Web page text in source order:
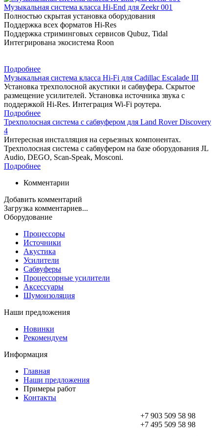
Музыкальная система класса Hi-End для Zeekr 001
Полностью скрытая установка оборудования
Поддержка всех форматов Hi-Res
Поддержка стриминговых сервисов Qubuz, Tidal
Интегрирована экосистема Roon
Подробнее
Музыкальная система класса Hi-Fi для Cadillac Escalade III
Установка трехполосной акустики и сабвуфера. Скрытое
размещение усилителей. Установка источника звука с
поддержкой Hi-Res. Интеграция Wi-Fi роутера.
Подробнее
Трехполосная система с сабвуфером для Land Rover Discovery
4
Интересная инсталляция на серьезных компонентах.
Трехполосная система с сабвуфером на базе оборудования JL
Audio, DEGO, Scan-Speak, Mosconi.
Подробнее
Комментарии
Добавить комментарий
Загрузка комментариев...
Оборудование
Процессоры
Источники
Акустика
Усилители
Сабвуферы
Процессорные усилители
Аксессуары
Шумоизоляция
Наши предложения
Новинки
Рекомендуем
Информация
Главная
Наши предложения
Примеры работ
Контакты
+7 903 509 58 98
+7 495 509 58 98